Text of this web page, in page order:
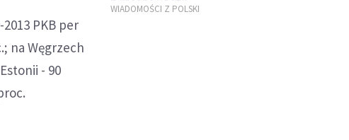
PKB per
na Węgrzech
- 90
WIADOMOŚCI Z POLSKI